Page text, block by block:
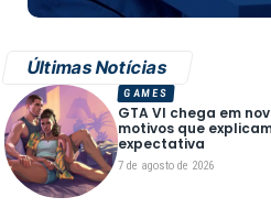
Últimas Notícias
GTA VI chega em
motivos que
expectativa
7 de agosto de 2026
GAMES